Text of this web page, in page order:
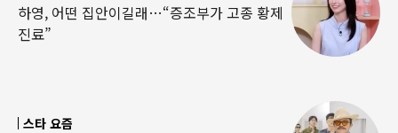
하영, 어떤 집안이길래…“증조부가 고종 황제
진료”
스타 요즘